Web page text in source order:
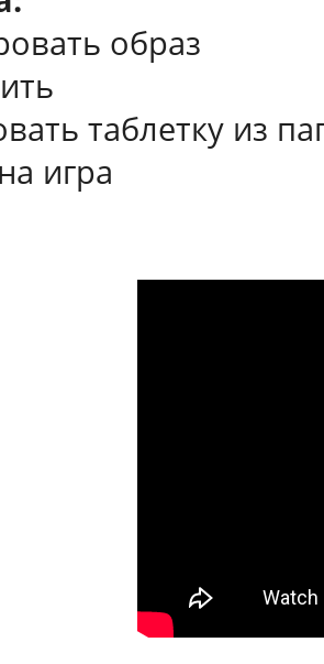
образ
таблетку из
игра